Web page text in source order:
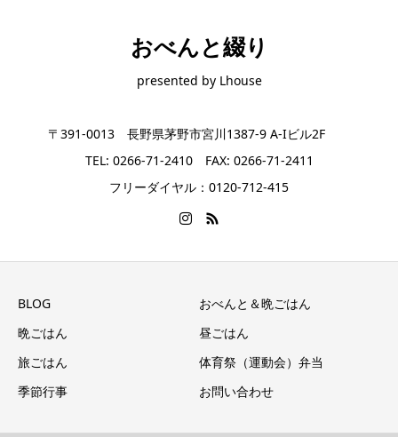
おべんと綴り
presented by Lhouse
〒391-0013 長野県茅野市宮川1387-9 A-Iビル2F
TEL: 0266-71-2410 FAX: 0266-71-2411
フリーダイヤル：0120-712-415
BLOG
おべんと＆晩ごはん
晩ごはん
昼ごはん
旅ごはん
体育祭（運動会）弁当
季節行事
お問い合わせ